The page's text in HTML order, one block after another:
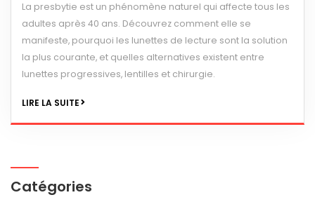
La presbytie est un phénomène naturel qui affecte tous les
adultes après 40 ans. Découvrez comment elle se
manifeste, pourquoi les lunettes de lecture sont la solution
la plus courante, et quelles alternatives existent entre
lunettes progressives, lentilles et chirurgie.
LIRE LA SUITE
Catégories